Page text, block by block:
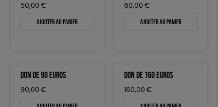
50,00 €
Ajouter au panier
60,00 €
Ajouter au panier
DON DE 90 EUROS
90,00 €
DON DE 160 EUROS
160,00 €